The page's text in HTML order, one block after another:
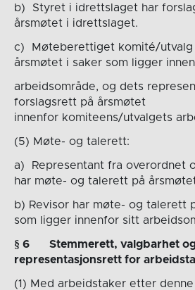
b) Styret i idrettslaget har
årsmøtet i idrettslaget.
c) Møteberettiget komité/utvalg
årsmøtet i saker som ligger
arbeidsområde, og dets
forslagsrett på årsmøtet
innenfor komiteens/utvalgets
(5) Møte- og talerett:
a) Representant fra overordnet
har møte- og talerett på
b) Revisor har møte- og talerett
som ligger innenfor sitt
§ 6 Stemmerett, valgbarhet
representasjonsrett for
(1) Med arbeidstaker etter